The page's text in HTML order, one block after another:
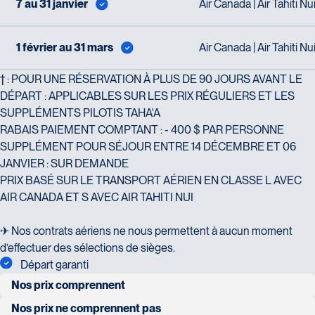
7 au 31 janvier Air Canada | Air Tahiti Nui
1 février au 31 mars Air Canada | Air Tahiti Nui
† : POUR UNE RÉSERVATION À PLUS DE 90 JOURS AVANT LE
DÉPART : APPLICABLES SUR LES PRIX RÉGULIERS ET LES
SUPPLÉMENTS PILOTIS TAHA'A
RABAIS PAIEMENT COMPTANT : - 400 $ PAR PERSONNE
SUPPLÉMENT POUR SÉJOUR ENTRE 14 DÉCEMBRE ET 06
JANVIER : SUR DEMANDE
PRIX BASÉ SUR LE TRANSPORT AÉRIEN EN CLASSE L AVEC
AIR CANADA ET S AVEC AIR TAHITI NUI
✈ Nos contrats aériens ne nous permettent à aucun moment
d’effectuer des sélections de sièges.
Départ garanti
Nos prix comprennent
vols internationaux entre Montréal et Papeete en classe
Nos prix ne comprennent pas
8940 Boulevard Leduc - Bureau 20
Brossard
J4Y 0G4
Tél :450-465-0620 / 1-844-869-2439
Voyages Granby
Granby
J2G 2V5
Tél :450-372-3624 / 1-800-361-0447
Tél :418-624-8222 / 1-844-869-2439
Voyages Émotions
2 rue Pleau
Pont-Rouge
G3H 2G2
Tél :418-873-4515
Voyages Laurier du Vallon - Siège
social
2700 Boulevard Laurier - Édifice